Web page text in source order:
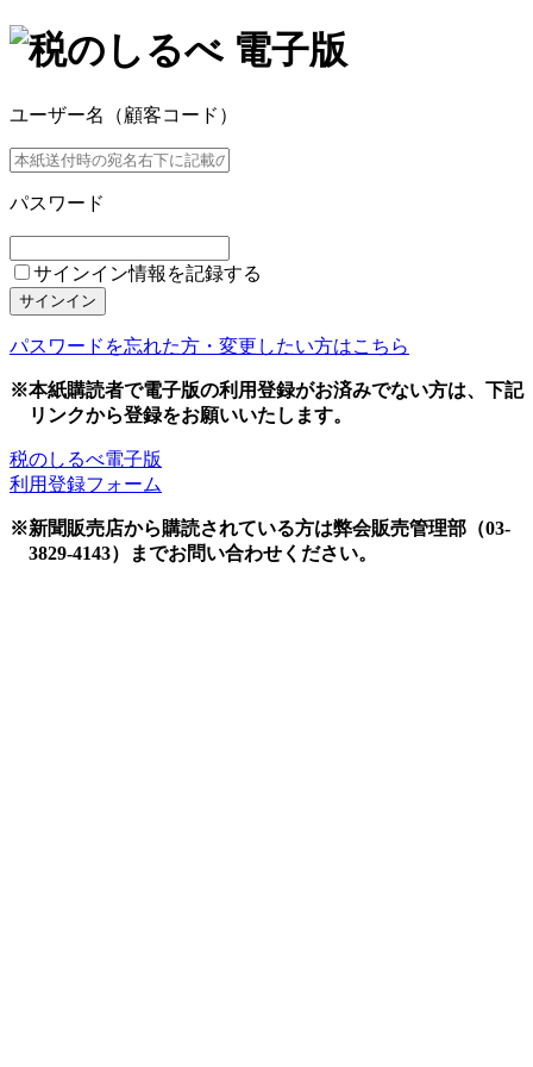
ユーザー名（顧客コード）
パスワード
サインイン情報を記録する
サインイン
パスワードを忘れた方・変更したい方はこちら
※本紙購読者で電子版の利用登録がお済みでない方は、下記
リンクから登録をお願いいたします。
税のしるべ電子版
利用登録フォーム
※新聞販売店から購読されている方は弊会販売管理部（03-
3829-4143）までお問い合わせください。